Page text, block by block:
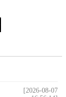
[2026-08-07